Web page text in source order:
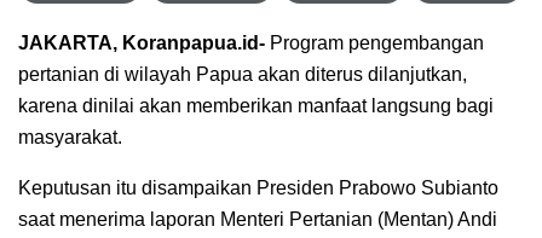
JAKARTA, Koranpapua.id- Program pengembangan
pertanian di wilayah Papua akan diterus dilanjutkan,
karena dinilai akan memberikan manfaat langsung bagi
masyarakat.
Keputusan itu disampaikan Presiden Prabowo Subianto
saat menerima laporan Menteri Pertanian (Mentan) Andi